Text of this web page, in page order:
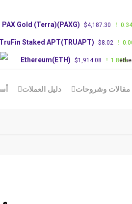
مقالات وشروحات دليل العملات
Gold (Terra)(PAXG) $4,187.30
TruFin Staked APT(TRUAPT) $8.02
Ethereum(ETH) $1,914.08 1.80%